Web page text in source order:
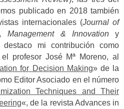
publicado en 2018 también
internacionales (Journal of
Management
& Innovationy
destaco mi contribución como
profesor José Mª Moreno, al
for Decision Making» de la
Editor Asociado en el número
Techniques and Their
«, de la revista Advances in